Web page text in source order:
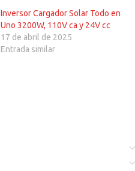
Inversor Cargador Solar Todo en
Uno 3200W, 110V ca y 24V cc
17 de abril de 2025
Entrada similar